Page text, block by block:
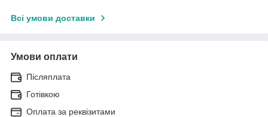
Всі умови доставки
Умови оплати
Післяплата
Готівкою
Оплата за реквізитами